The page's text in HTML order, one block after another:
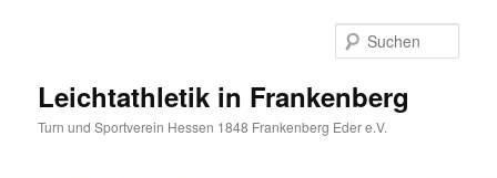
Leichtathletik in Frankenberg
Turn und Sportverein Hessen 1848 Frankenberg Eder e.V.